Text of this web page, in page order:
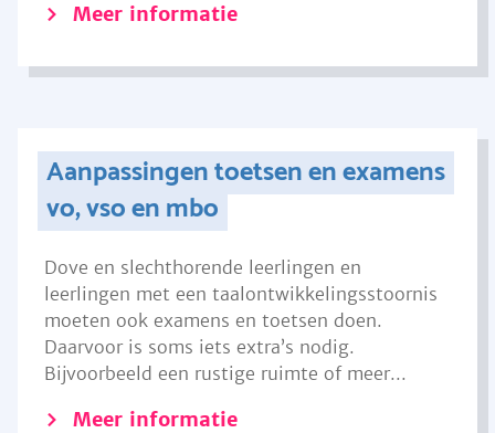
Meer informatie
Aanpassingen toetsen en examens
vo, vso en mbo
Dove en slechthorende leerlingen en
leerlingen met een taalontwikkelingsstoornis
moeten ook examens en toetsen doen.
Daarvoor is soms iets extra’s nodig.
Bijvoorbeeld een rustige ruimte of meer...
Meer informatie